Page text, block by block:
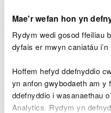
Mae'r wefan hon yn
Rydym wedi gosod ffeiliau
dyfais er mwyn caniatáu
Hoffem hefyd ddefnyddio
yn anfon gwybodaeth am y
ddefnyddio i wasanaethau
Analytics. Rydym yn
Yn yr adroddiad interim
dull o asesu rheoli
gynaliadwy.
Rydym yn edrych yn
ran yr hinsawdd a byd
tystiolaeth.